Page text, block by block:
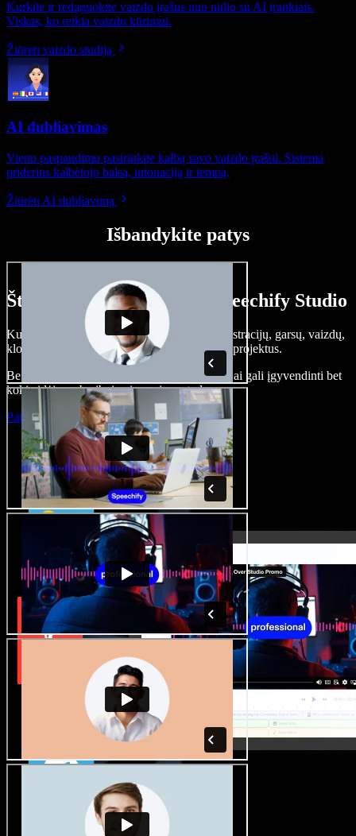
Kurkite ir redaguokite vaizdo įrašus nuo nulio su AI įrankiais.
Viskas, ko reikia vaizdo kūrimui.
Žiūrėti vaizdo studiją
AI dubliavimas
Vienu paspaudimu pasirinkite kalbą savo vaizdo įrašui. Sistema
priderins kalbėtojo balsą, intonaciją ir tempą.
Žiūrėti AI dubliavimą
Išbandykite patys
Štai ką galite nuveikti su Speechify Studio
Kurkite įgarsinimus, pridėkite nemokamų iliustracijų, garsų, vaizdų,
klonuokite balsą – kurkite pilnus, įspūdingus projektus.
Be jokių mokymų ir viskas naršyklėje – kūrėjai gali įgyvendinti bet
kokią idėją, neberibojami senųjų metodų.
Paleisti studiją